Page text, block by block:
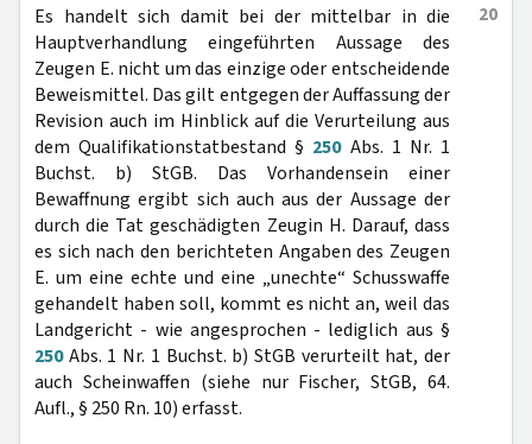
20
Es handelt sich damit bei der mittelbar in die
Hauptverhandlung eingeführten Aussage des
Zeugen E. nicht um das einzige oder entscheidende
Beweismittel. Das gilt entgegen der Auffassung der
Revision auch im Hinblick auf die Verurteilung aus
dem Qualifikationstatbestand § 250Abs. 1 Nr. 1
Buchst. b) StGB. Das Vorhandensein einer
Bewaffnung ergibt sich auch aus der Aussage der
durch die Tat geschädigten Zeugin H. Darauf, dass
es sich nach den berichteten Angaben des Zeugen
E. um eine echte und eine „unechte“ Schusswaffe
gehandelt haben soll, kommt es nicht an, weil das
Landgericht - wie angesprochen - lediglich aus §
250Abs. 1 Nr. 1 Buchst. b) StGB verurteilt hat, der
auch Scheinwaffen (siehe nur Fischer, StGB, 64.
Aufl., § 250 Rn. 10) erfasst.